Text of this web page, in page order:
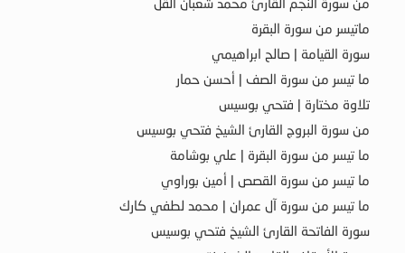
ماتيسر من سورة البقرة
سورة القيامة | صالح ابراهيمي
ما تيسر من سورة الصف | أحسن حمار
تلاوة مختارة | فتحي بوسيس
من سورة البروج القارئ الشيخ فتحي بوسيس
ما تيسر من سورة البقرة | علي بوشامة
ما تيسر من سورة القصص | أمين بوراوي
ما تيسر من سورة آل عمران | محمد لطفي كارك
سورة الفاتحة القارئ الشيخ فتحي بوسيس